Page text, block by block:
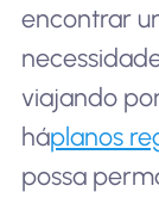
encontrar
viajando
háplanos
possa